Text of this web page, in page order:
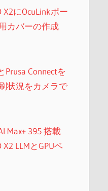
X2にOcuLinkポー
カバーの作成
Prusa Connectを
状況をカメラで
Max+ 395 搭載
X2 LLMとGPUベ